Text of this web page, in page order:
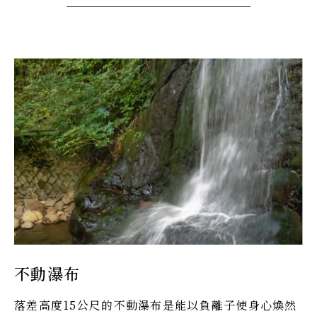
不動瀑布
落差高度15公尺的不動瀑布是能以負離子使身心煥然